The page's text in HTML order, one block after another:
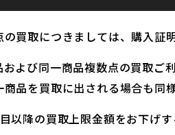
買取につきましては、購入証
よび同一商品複数点の買取
品を買取に出される場合も同様
以降の買取上限金額をお下げす